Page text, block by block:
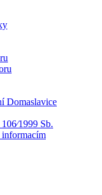
Domaslavice
Sb.
informacím